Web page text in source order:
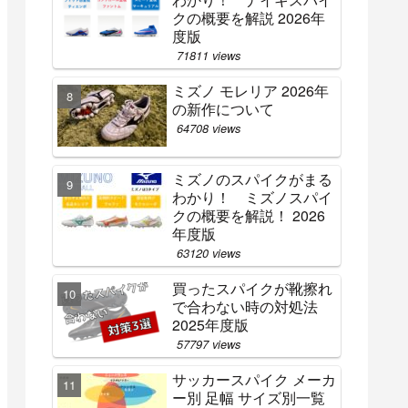
クの概要を解説 2026年
度版
71811 views
ミズノ モレリア 2026年
の新作について
64708 views
ミズノのスパイクがまる
わかり！ ミズノスパイ
クの概要を解説！ 2026
年度版
63120 views
買ったスパイクが靴擦れ
で合わない時の対処法
2025年度版
57797 views
サッカースパイク メーカ
ー別 足幅 サイズ別一覧